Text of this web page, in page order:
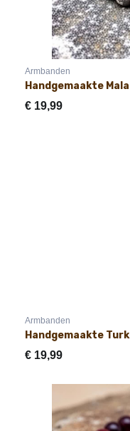
Armbanden
€ 19,99
Armbanden
€ 19,99